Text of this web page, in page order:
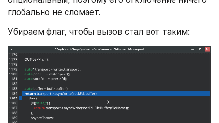
глобально не сломает.
Убираем флаг, чтобы вызов стал вот таким: